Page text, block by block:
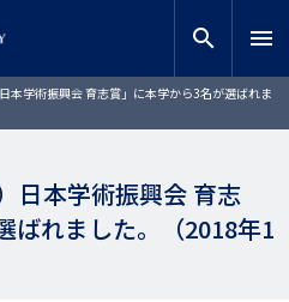
検索
search menu
本学術振興会 育志賞」に本学から3名が選ばれま
日本学術振興会 育志
ばれました。（2018年1